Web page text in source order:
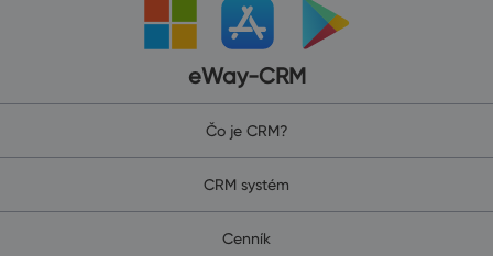
eWay-CRM
Čo je CRM?
CRM systém
Cenník